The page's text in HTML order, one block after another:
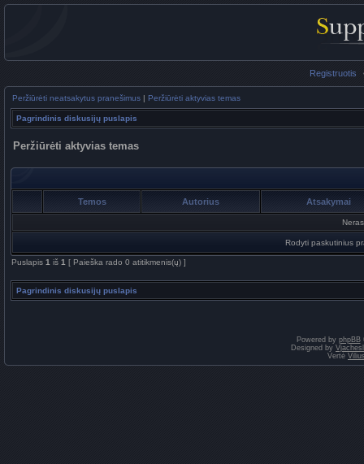
Registruotis
Peržiūrėti neatsakytus pranešimus | Peržiūrėti aktyvias temas
Pagrindinis diskusijų puslapis
Peržiūrėti aktyvias temas
Temos Autorius Atsakymai
Rodyti paskutinius
Puslapis 1 iš 1 [ Paieška rado 0 atitikmenis(ų) ]
Pagrindinis diskusijų puslapis
Powered by phpBB
Designed by
Vertė